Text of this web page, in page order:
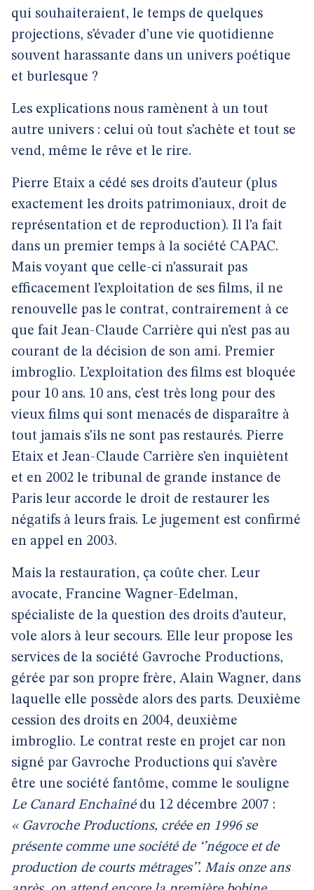
qui souhaiteraient, le temps de quelques
projections, s’évader d’une vie quotidienne
souvent harassante dans un univers poétique
et burlesque ?
Les explications nous ramènent à un tout
autre univers : celui où tout s’achète et tout se
vend, même le rêve et le rire.
Pierre Etaix a cédé ses droits d’auteur (plus
exactement les droits patrimoniaux, droit de
représentation et de reproduction). Il l’a fait
dans un premier temps à la société CAPAC.
Mais voyant que celle-ci n’assurait pas
efficacement l’exploitation de ses films, il ne
renouvelle pas le contrat, contrairement à ce
que fait Jean-Claude Carrière qui n’est pas au
courant de la décision de son ami. Premier
imbroglio. L’exploitation des films est bloquée
pour 10 ans. 10 ans, c’est très long pour des
vieux films qui sont menacés de disparaître à
tout jamais s’ils ne sont pas restaurés. Pierre
Etaix et Jean-Claude Carrière s’en inquiètent
et en 2002 le tribunal de grande instance de
Paris leur accorde le droit de restaurer les
négatifs à leurs frais. Le jugement est confirmé
en appel en 2003.
Mais la restauration, ça coûte cher. Leur
avocate, Francine Wagner-Edelman,
spécialiste de la question des droits d’auteur,
vole alors à leur secours. Elle leur propose les
services de la société Gavroche Productions,
gérée par son propre frère, Alain Wagner, dans
laquelle elle possède alors des parts. Deuxième
cession des droits en 2004, deuxième
imbroglio. Le contrat reste en projet car non
signé par Gavroche Productions qui s’avère
être une société fantôme, comme le souligne
Le Canard Enchaînédu 12 décembre 2007 :
« Gavroche Productions, créée en 1996 se
présente comme une société de ‘’négoce et de
production de courts métrages’’. Mais onze ans